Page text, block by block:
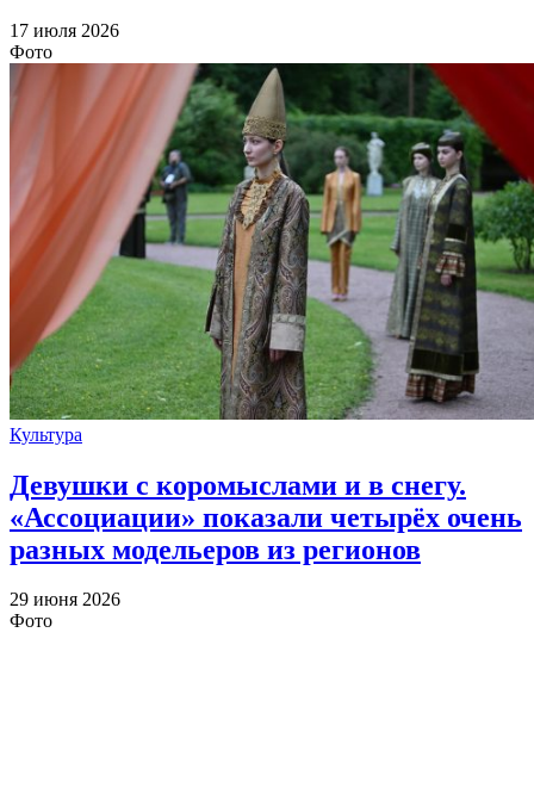
17 июля 2026
Фото
Культура
Девушки с коромыслами и в снегу.
«Ассоциации» показали четырёх очень
разных модельеров из регионов
29 июня 2026
Фото